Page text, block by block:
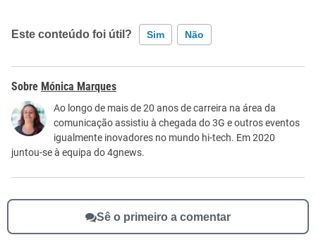
Este conteúdo foi útil? Sim Não
Este conteúdo contém informação incorreta
Este conteúdo não tem a informação que procuro
Outro
Mónica Marques
Ao longo de mais de 20 anos de carreira na área da
comunicação assistiu à chegada do 3G e outros eventos
igualmente inovadores no mundo hi-tech. Em 2020
juntou-se à equipa do 4gnews.
Sê o primeiro a comentar